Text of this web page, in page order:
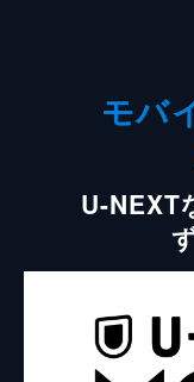
モバ
U-NEXT